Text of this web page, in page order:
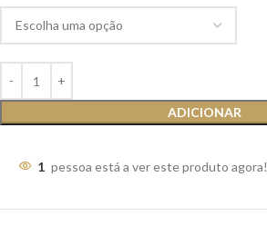
ADICIONAR
1 pessoa está a ver este produto agora!